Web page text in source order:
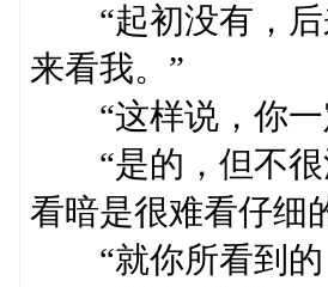
“起初没有，后
来看我。”
“这样说，你一
“是的，但不很
看暗是很难看仔细
“就你所看到的